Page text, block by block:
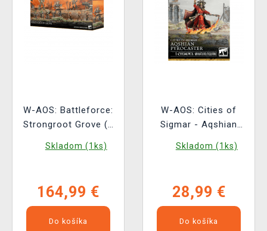
W-AOS: Battleforce:
Strongroot Grove (9
Skladom (1ks)
164,99 €
Do košíka
W-AOS: Cities of
Sigmar - Aqshian
Skladom (1ks)
28,99 €
Do košíka